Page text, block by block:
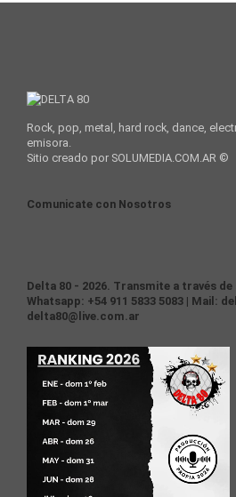
Rock, pop, metal, hard rock, dance,
emisora.
Sitio creado por SOLUMEDIA.COM.AR ©
Comunicate con Nosotros
Delta 80 - 2026. Transmite a través
Whatsapp: +54 911 5833 5083 | Mail:
delta80@live.com.ar